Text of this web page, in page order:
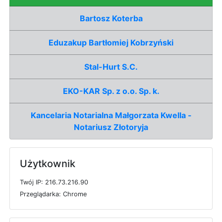
Bartosz Koterba
Eduzakup Bartłomiej Kobrzyński
Stal-Hurt S.C.
EKO-KAR Sp. z o.o. Sp. k.
Kancelaria Notarialna Małgorzata Kwella -
Notariusz Złotoryja
Użytkownik
Twój IP: 216.73.216.90
Przeglądarka: Chrome